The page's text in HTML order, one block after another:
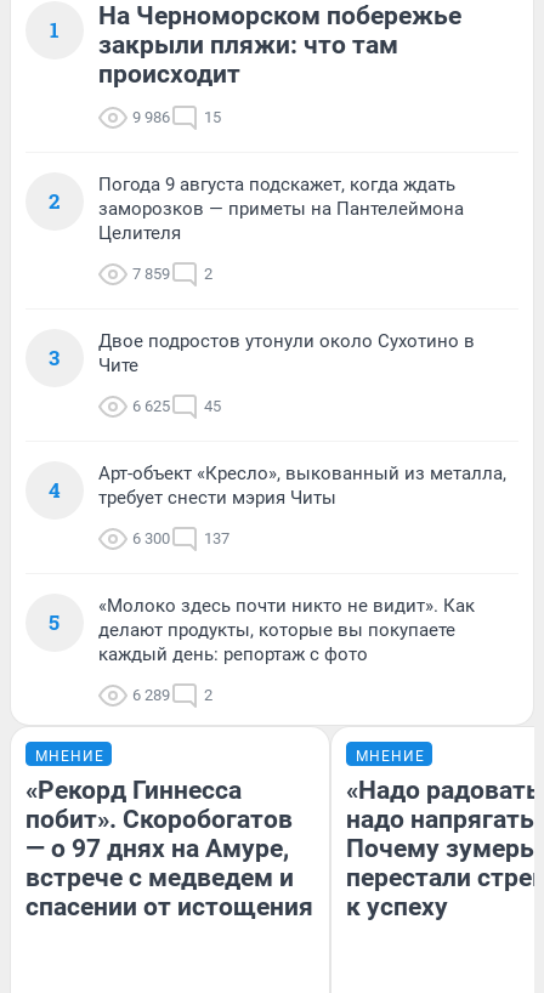
1
На Черноморском побережье
закрыли пляжи: что там
происходит
9 986 15
2
Погода 9 августа подскажет, когда ждать
заморозков — приметы на Пантелеймона
Целителя
7 859 2
3
Двое подростов утонули около Сухотино в
Чите
6 625 45
4
Арт-объект «Кресло», выкованный из металла,
требует снести мэрия Читы
6 300 137
5
«Молоко здесь почти никто не видит». Как
делают продукты, которые вы покупаете
каждый день: репортаж с фото
6 289 2
МНЕНИЕ
«Рекорд Гиннесса
побит». Скоробогатов
— о 97 днях на Амуре,
встрече с медведем и
спасении от истощения
МНЕНИЕ
«Надо
надо
Почему зумеры
перестали
к успеху